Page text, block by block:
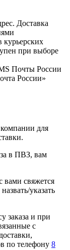
Доставка
курьерских
при выборе
Почты России
России»
компании для
в ПВЗ, вам
вами свяжется
указать
заказа и при
с
по телефону 8